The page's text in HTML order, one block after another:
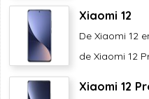
Xiaomi 12
De Xiaomi 12
de Xiaomi 12
Xiaomi 12